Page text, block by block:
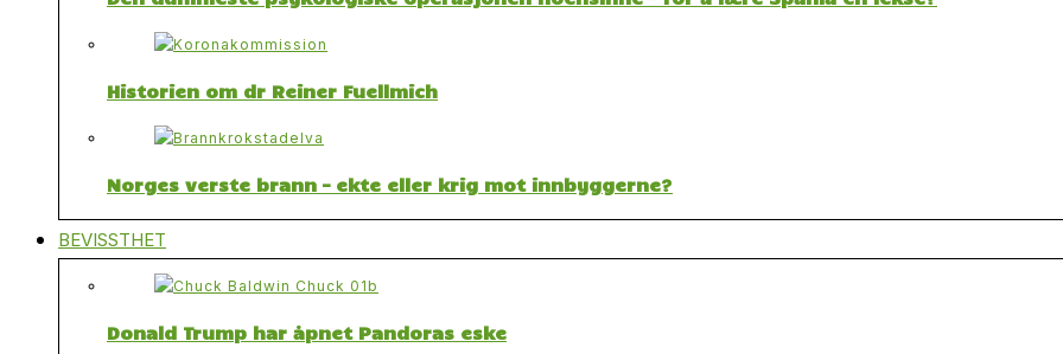
Historien om dr Reiner Fuellmich
Norges verste brann – ekte eller krig mot innbyggerne?
BEVISSTHET
Donald Trump har åpnet Pandoras eske